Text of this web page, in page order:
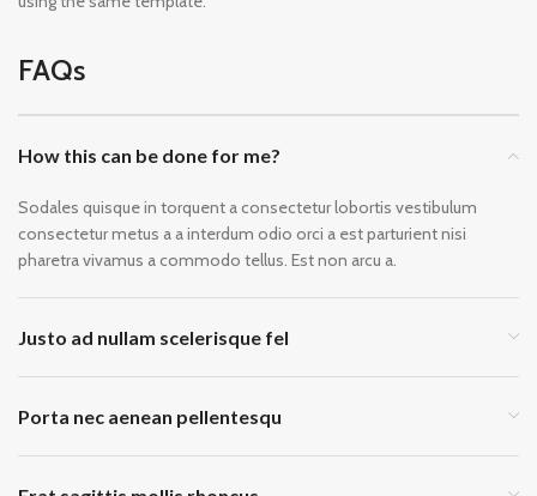
FAQs
How this can be done for me?
Sodales quisque in torquent a consectetur lobortis vestibulum
consectetur metus a a interdum odio orci a est parturient nisi
pharetra vivamus a commodo tellus. Est non arcu a.
Justo ad nullam scelerisque fel
Porta nec aenean pellentesqu